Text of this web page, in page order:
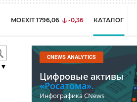
MOEXIT 1796,06 -0,36 КАТАЛОГ
▼
CNEWS ANALYTICS
Цифровые активы
«Росатома».
Инфографика CNews